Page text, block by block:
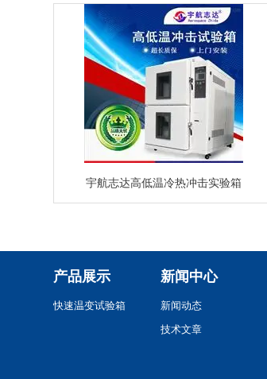
宇航志达高低温冷热冲击实验箱
产品展示
快速温变试验箱
新闻中心
新闻动态
技术文章